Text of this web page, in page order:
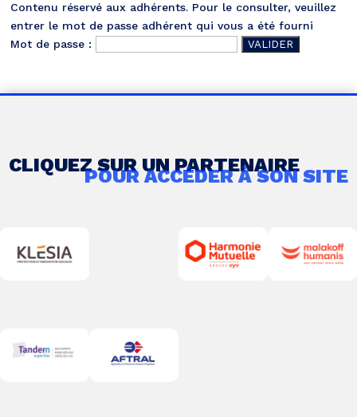
Contenu réservé aux adhérents. Pour le consulter, veuillez
entrer le mot de passe adhérent qui vous a été fourni
Mot de passe :
CLIQUEZ SUR UN PARTENAIRE
POUR ACCÉDER À SON SITE